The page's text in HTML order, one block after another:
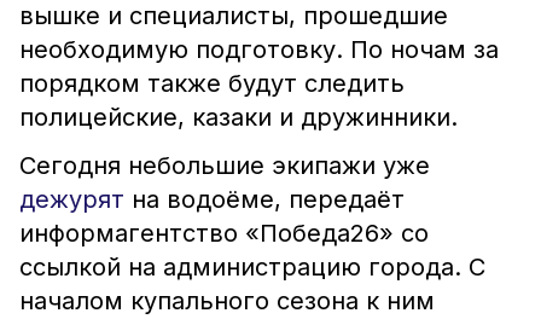
вышке и специалисты, прошедшие
необходимую подготовку. По ночам за
порядком также будут следить
полицейские, казаки и дружинники.
Сегодня небольшие экипажи уже
дежурят на водоёме, передаёт
информагентство «Победа26» со
ссылкой на администрацию города. С
началом купального сезона к ним